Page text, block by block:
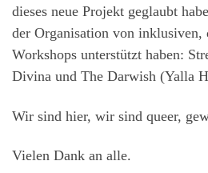
dieses neue Projekt geglaubt
der Organisation von inklusiven,
Workshops unterstützt haben:
Divina und The Darwish (Yalla
Wir sind hier, wir sind queer,
Vielen Dank an alle.